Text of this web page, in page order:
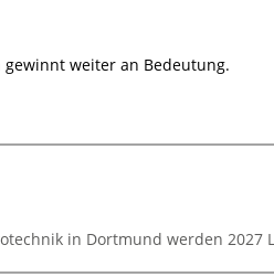
weiter an Bedeutung.
in Dortmund werden